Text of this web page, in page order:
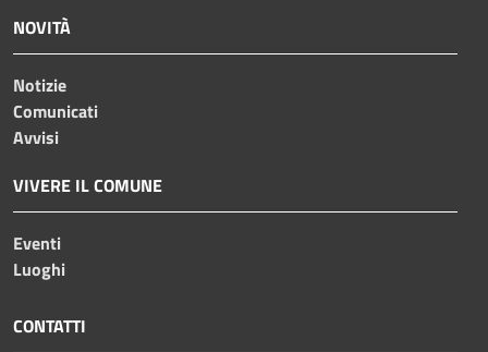
NOVITÀ
Notizie
Comunicati
Avvisi
VIVERE IL COMUNE
Eventi
Luoghi
CONTATTI